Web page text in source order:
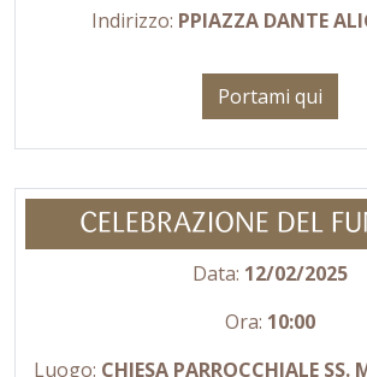
Indirizzo: PPIAZZA DANTE
Portami qui
CELEBRAZIONE DEL
Data: 12/02/2025
Ora: 10:00
Luogo: CHIESA PARROCCHIALE SS.